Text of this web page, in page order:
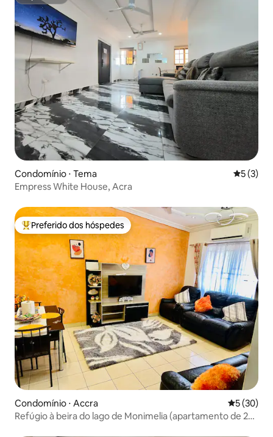
Condomínio ⋅ Tema 5 de
5 (3)
Empress White House, Acra
Entre os melhores preferidos dos hóspedes
Preferido dos hóspedes
Condomínio ⋅ Accra 5 de uma
5 (30)
Refúgio à beira do lago de Monimelia (apartamento de 2